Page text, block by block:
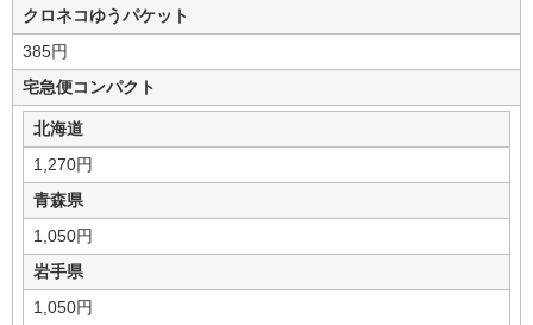
クロネコゆうパケット
385円
宅急便コンパクト
北海道
1,270円
青森県
1,050円
岩手県
1,050円